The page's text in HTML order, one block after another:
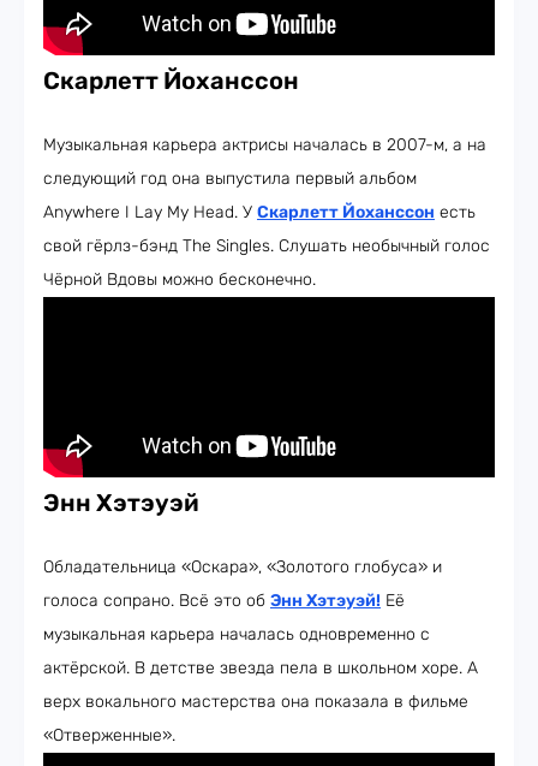
Скарлетт Йоханссон
Музыкальная карьера актрисы началась в 2007-м, а на
следующий год она выпустила первый альбом
Anywhere I Lay My Head. У Скарлетт Йоханссон есть
свой гёрлз-бэнд The Singles. Слушать необычный голос
Чёрной Вдовы можно бесконечно.
Энн Хэтэуэй
Обладательница «Оскара», «Золотого глобуса» и
голоса сопрано. Всё это об Энн Хэтэуэй! Её
музыкальная карьера началась одновременно с
актёрской. В детстве звезда пела в школьном хоре. А
верх вокального мастерства она показала в фильме
«Отверженные».